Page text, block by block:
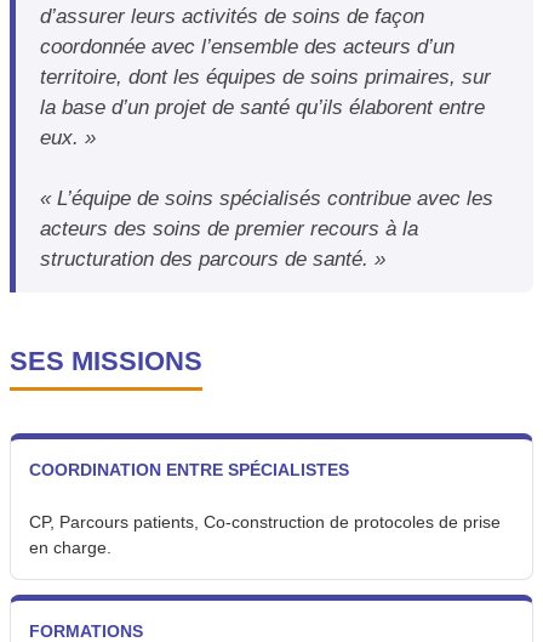
d’assurer leurs activités de soins de façon
coordonnée avec l’ensemble des acteurs d’un
territoire, dont les équipes de soins primaires, sur
la base d’un projet de santé qu’ils élaborent entre
eux. »
« L’équipe de soins spécialisés contribue avec les
acteurs des soins de premier recours à la
structuration des parcours de santé. »
SES MISSIONS
COORDINATION ENTRE SPÉCIALISTES
CP, Parcours patients, Co-construction de protocoles de prise
en charge.
FORMATIONS